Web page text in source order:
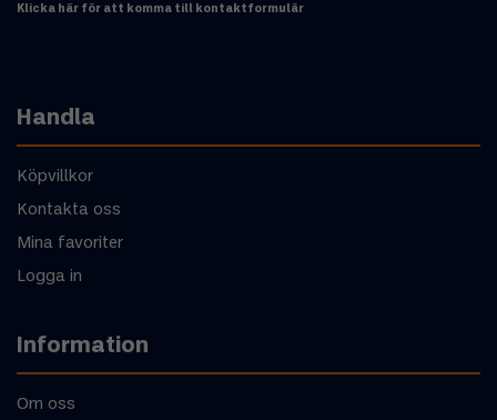
Klicka här för att komma till kontaktformulär
Handla
Köpvillkor
Kontakta oss
Mina favoriter
Logga in
Information
Om oss